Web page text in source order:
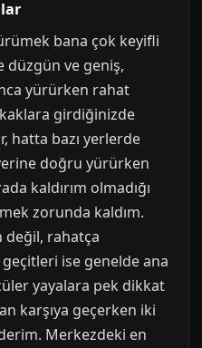
bana çok keyifli
düzgün ve geniş,
yürürken rahat
girdiğinizde
hatta bazı yerlerde
doğru yürürken
kaldırım olmadığı
zorunda kaldım.
değil, rahatça
ise genelde ana
yayalara pek dikkat
karşıya geçerken iki
Merkezdeki en